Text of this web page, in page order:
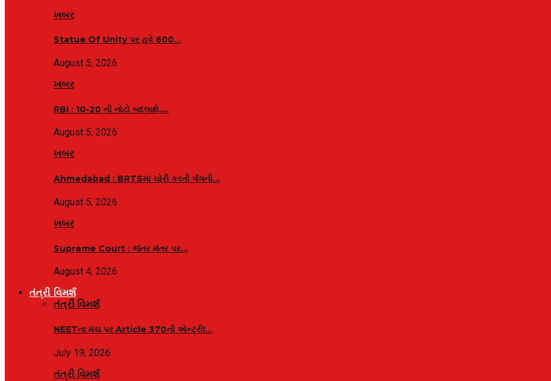
ખબર
Statue Of Unity પર હવે 600…
August 5, 2026
ખબર
RBI : ₹10-20 ની નોટો બદલાશે,…
August 5, 2026
ખબર
Ahmedabad : BRTSમાં ચોરી કરતી ગેંગની…
August 5, 2026
ખબર
Supreme Court : જંતર મંતર પર…
August 4, 2026
તંત્રી વિમર્શ
તંત્રી વિમર્શ
NEETના મંચ પર Article 370ની એન્ટ્રી!…
July 19, 2026
તંત્રી વિમર્શ